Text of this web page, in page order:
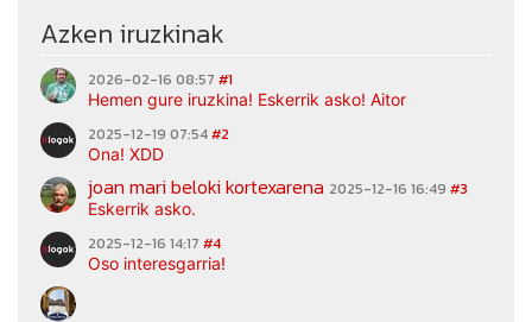
Azken iruzkinak
2026-02-16 08:57 #1
Hemen gure iruzkina! Eskerrik asko! Aitor
2025-12-19 07:54#2
Ona! XDD
joan mari beloki kortexarena 2025-12-16 16:49 #3
Eskerrik asko.
2025-12-16 14:17 #4
Oso interesgarria!